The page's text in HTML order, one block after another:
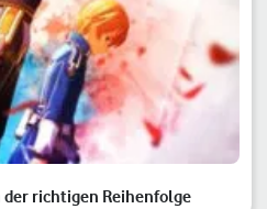
richtigen Reihenfolge